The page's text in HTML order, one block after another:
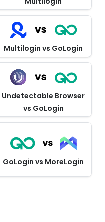
Multilogin vs GoLogin
Undetectable Browser
vs GoLogin
GoLogin vs MoreLogin